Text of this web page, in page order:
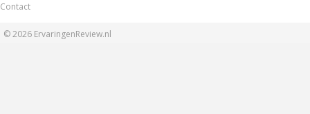
Contact
© 2026 ErvaringenReview.nl